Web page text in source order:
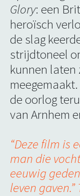
Glory: een
heroïsch
de slag
strijdtoneel
kunnen laten
de oorlog
van Arnhem
“Deze film is
man die
eeuwig
leven